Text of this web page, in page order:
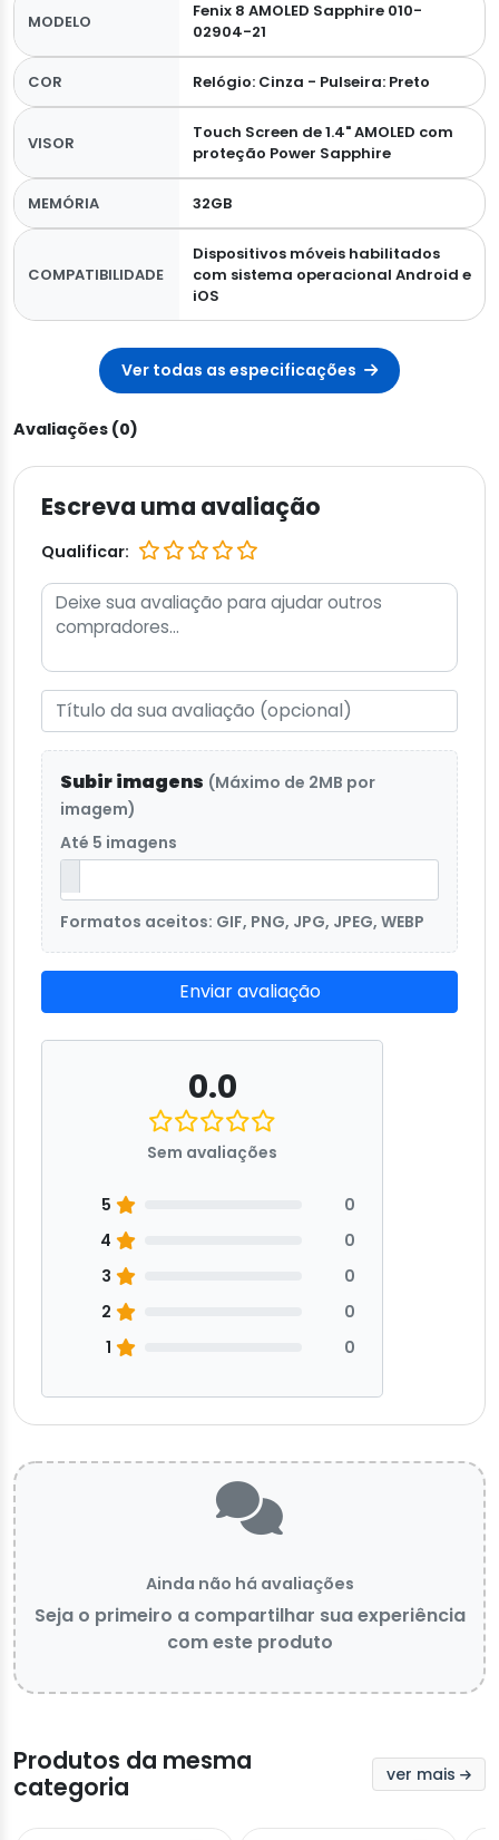
MODELO
Fenix 8 AMOLED Sapphire 010-
02904-21
COR Relógio: Cinza - Pulseira: Preto
VISOR
Touch Screen de 1.4" AMOLED com
proteção Power Sapphire
MEMÓRIA 32GB
COMPATIBILIDADE
Dispositivos móveis habilitados
com sistema operacional Android e
iOS
Ver todas as especificações
Avaliações (0)
Escreva uma avaliação
Qualificar:
Subir imagens (Máximo de 2MB por
imagem)
Até 5 imagens
Formatos aceitos: GIF, PNG, JPG, JPEG, WEBP
Enviar avaliação
0.0
Sem avaliações
5
0
4
0
3
0
2
0
1
0
Ainda não há avaliações
Seja o primeiro a compartilhar sua experiência
com este produto
Produtos da mesma
categoria
ver mais